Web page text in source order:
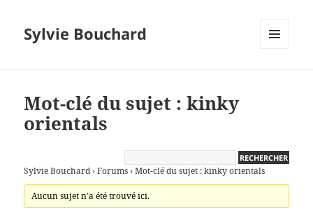
Sylvie Bouchard
Mot-clé du sujet : kinky
orientals
Sylvie Bouchard › Forums › Mot-clé du sujet : kinky orientals
Aucun sujet n’a été trouvé ici.